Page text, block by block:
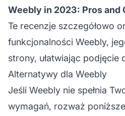
Weebly in 2023: Pros and
Te recenzje szczegółowo
funkcjonalności Weebly,
strony, ułatwiając podjęcie
Alternatywy dla Weebly
Jeśli Weebly nie spełnia
wymagań, rozważ